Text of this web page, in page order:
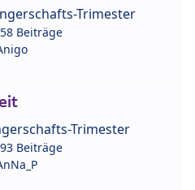
Trimester
Beiträge
Trimester
Beiträge